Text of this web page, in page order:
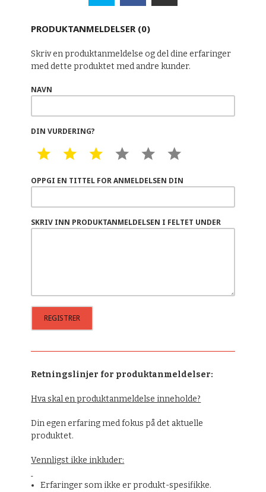
PRODUKTANMELDELSER (0)
Skriv en produktanmeldelse og del dine erfaringer
med dette produktet med andre kunder.
NAVN
DIN VURDERING?
1 STAR2 STAR3 STAR4 STAR5 STAR
OPPGI EN TITTEL FOR ANMELDELSEN DIN
SKRIV INN PRODUKTANMELDELSEN I FELTET UNDER
Retningslinjer for produktanmeldelser:
Hva skal en produktanmeldelse inneholde?
Din egen erfaring med fokus på det aktuelle
produktet.
Vennligst ikke inkluder:
Erfaringer som ikke er produkt-spesifikke.